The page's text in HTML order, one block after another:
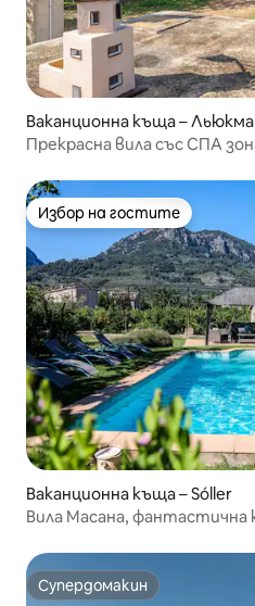
Ваканционна къща –
Прекрасна вила със СПА
Избор на гостите
Избор на гостите
Ваканционна къща – Sóller
Вила Масана, фантастична
Супердомакин
Супердомакин